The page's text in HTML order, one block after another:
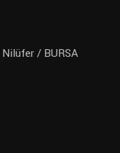
Nilüfer / BURSA